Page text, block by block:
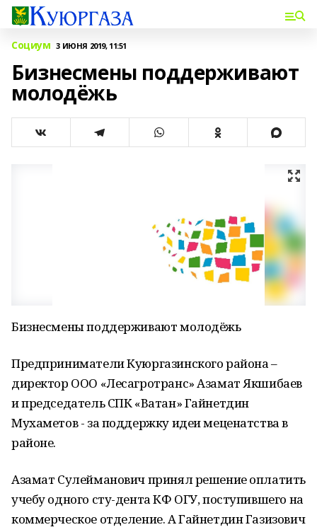
Социум 3 ИЮНЯ 2019, 11:51
Бизнесмены поддерживают
молодёжь
Бизнесмены поддерживают молодёжь
Предприниматели Куюргазинского района –
директор ООО «Лесагротранс» Азамат Якшибаев
и председатель СПК «Ватан» Гайнетдин
Мухаметов - за поддержку идеи меценатства в
районе.
Азамат Сулейманович принял решение оплатить
учебу одного сту-дента КФ ОГУ, поступившего на
коммерческое отделение. А Гайнетдин Газизович